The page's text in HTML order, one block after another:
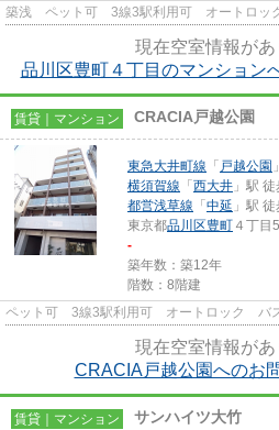
築浅 ペット可 3線3駅利用可 オートロッ
現在空室情報があ
品川区豊町４丁目のマンション
賃貸｜マンション CRACIA戸越公園
東急大井町線 「 戸越公園
横須賀線 「 西大井 」駅
都営浅草線 「 中延 」駅
東京都品川区豊町 ４丁目
-
築年数：築12年
階数：8階建
ペット可 3線3駅利用可 オートロック バ
現在空室情報があ
CRACIA戸越公園へのお
賃貸｜マンション サンハイツ大竹